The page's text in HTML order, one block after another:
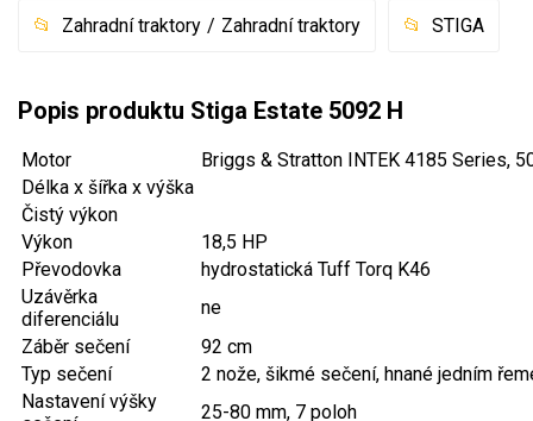
Benzínové pily
Elektrické pily
Jednoruční pily
Vyvětvovací pily
AKU zahradní technika
Aku křovinořezy a vyžínače
Zahradní traktory Zahradní traktory STIGA
Popis produktu Stiga Estate 5092 H
Motor
Briggs & Stratton INTEK 4185 Series,
Délka x šířka x výška
Čistý výkon
Výkon
18,5 HP
Převodovka
hydrostatická Tuff Torq K46
Uzávěrka
diferenciálu
ne
Záběr sečení
92 cm
Typ sečení
2 nože, šikmé sečení, hnané jedním
Nastavení výšky
25-80 mm, 7 poloh